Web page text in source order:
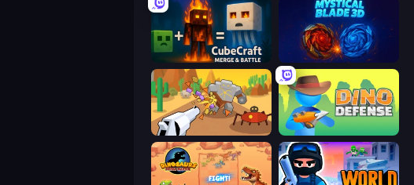
CubeCraft: Merge & Battle Mystical Blade
Idle Gun Survivor Dino Defense